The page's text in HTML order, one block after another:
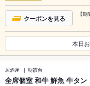
クーポンを見る 【
本日
居酒屋 朝霞台
全席個室 和牛 鮮魚 牛タ